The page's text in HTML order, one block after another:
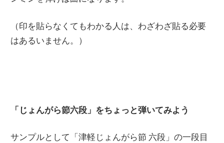
（印を貼らなくてもわかる人は、わざわざ貼る必要
はあるいません。）
「じょんがら節六段」をちょっと弾いてみよう
サンプルとして「津軽じょんがら節 六段」の一段目